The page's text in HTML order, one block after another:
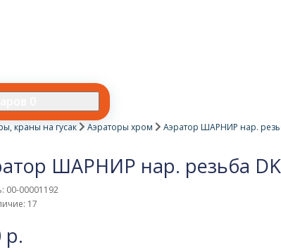
краны на гусак Аэраторы хром Аэратор ШАРНИР нар.
ШАРНИР нар. резьба
00-00001192
17
р.